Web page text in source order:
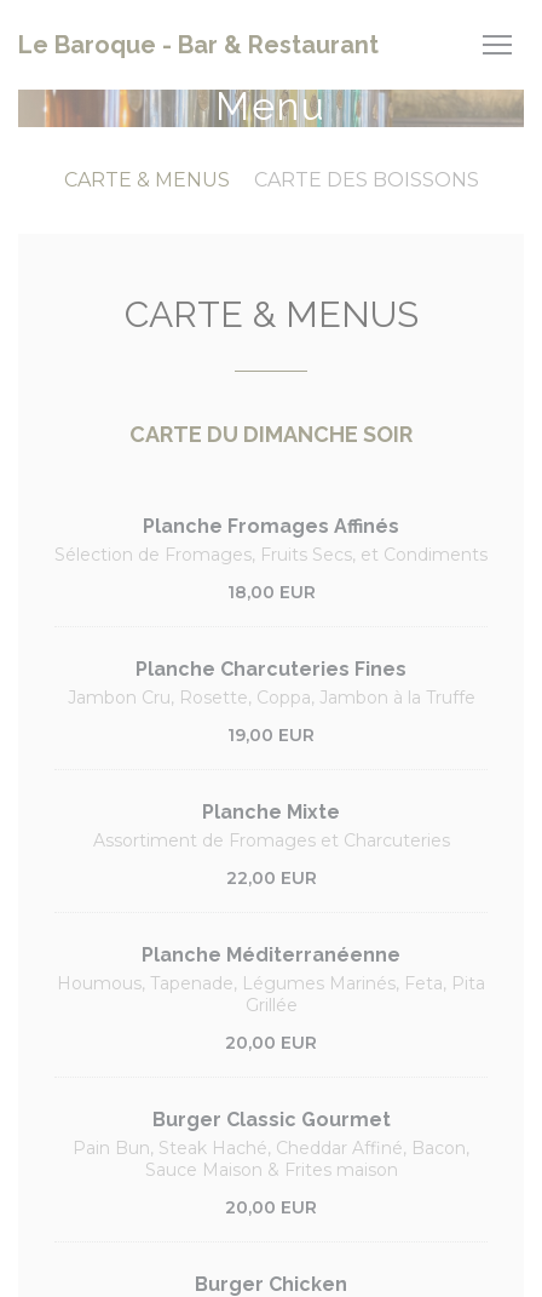
Le Baroque - Bar & Restaurant
Menu
CARTE & MENUS CARTE DES BOISSONS
CARTE & MENUS
CARTE DU DIMANCHE SOIR
Planche Fromages Affinés
Sélection de Fromages, Fruits Secs, et Condiments
18,00 EUR
Planche Charcuteries Fines
Jambon Cru, Rosette, Coppa, Jambon à la Truffe
19,00 EUR
Planche Mixte
Assortiment de Fromages et Charcuteries
22,00 EUR
Planche Méditerranéenne
Houmous, Tapenade, Légumes Marinés, Feta, Pita
Grillée
20,00 EUR
Burger Classic Gourmet
Pain Bun, Steak Haché, Cheddar Affiné, Bacon,
Sauce Maison & Frites maison
20,00 EUR
Burger Chicken